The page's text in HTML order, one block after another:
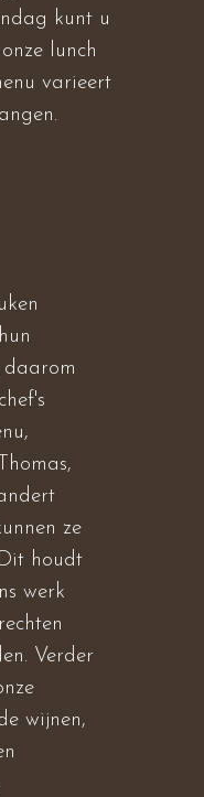
kunt u
lunch
varieert
daarom
ze
houdt
werk
Verder
wijnen,